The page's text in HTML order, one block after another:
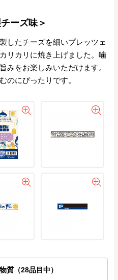
ーズ味＞
したチーズを細いプレッツェ
リカリに焼き上げました。噛
みをお楽しみいただけます。
のにぴったりです。
質（28品目中）